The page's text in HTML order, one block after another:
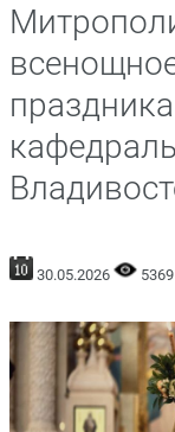
30.05.2026 5369